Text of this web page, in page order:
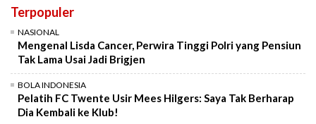
Terpopuler
NASIONAL
Mengenal Lisda Cancer, Perwira Tinggi Polri yang Pensiun
Tak Lama Usai Jadi Brigjen
BOLA INDONESIA
Pelatih FC Twente Usir Mees Hilgers: Saya Tak Berharap
Dia Kembali ke Klub!